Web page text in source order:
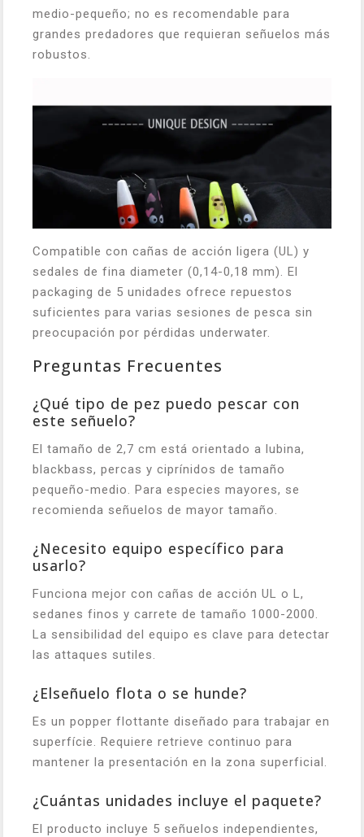
medio-pequeño; no es recomendable para
grandes predadores que requieran señuelos más
robustos.
Compatible con cañas de acción ligera (UL) y
sedales de fina diameter (0,14-0,18 mm). El
packaging de 5 unidades ofrece repuestos
suficientes para varias sesiones de pesca sin
preocupación por pérdidas underwater.
Preguntas Frecuentes
¿Qué tipo de pez puedo pescar con
este señuelo?
El tamaño de 2,7 cm está orientado a lubina,
blackbass, percas y ciprínidos de tamaño
pequeño-medio. Para especies mayores, se
recomienda señuelos de mayor tamaño.
¿Necesito equipo específico para
usarlo?
Funciona mejor con cañas de acción UL o L,
sedanes finos y carrete de tamaño 1000-2000.
La sensibilidad del equipo es clave para detectar
las attaques sutiles.
¿Elseñuelo flota o se hunde?
Es un popper flottante diseñado para trabajar en
superfície. Requiere retrieve continuo para
mantener la presentación en la zona superficial.
¿Cuántas unidades incluye el paquete?
El producto incluye 5 señuelos independientes,